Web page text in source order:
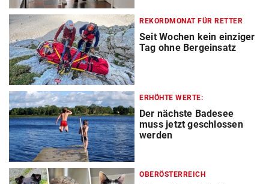
REKORDMONAT FÜR RETTER
Seit Wochen kein einziger
Tag ohne Bergeinsatz
ERHÖHTE WERTE:
Der nächste Badesee
muss jetzt geschlossen
werden
OBERÖSTERREICH